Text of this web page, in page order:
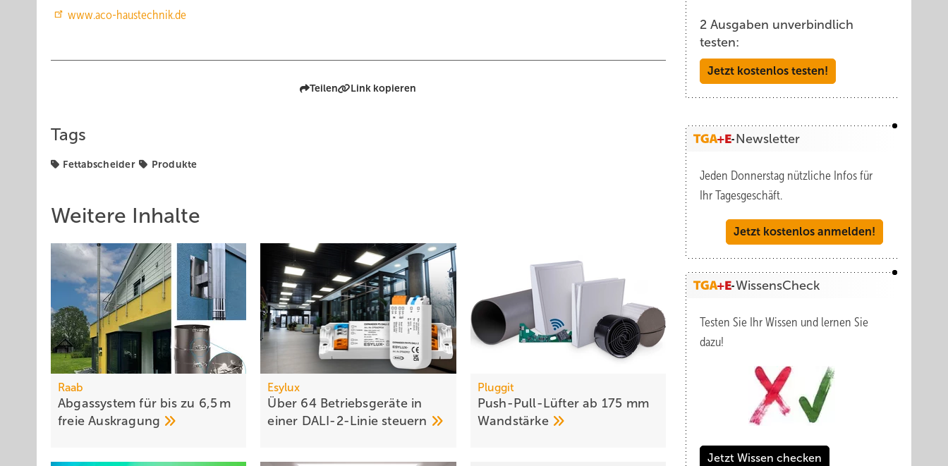
www.aco-haustechnik.de
Teilen Link kopieren
Tags
Fettabscheider Produkte
Weitere Inhalte
Raab
Abgassystem für bis zu 6,5 m
freieAuskragung
Esylux
Über 64 Betriebsgeräte in
einer DALI-2-Liniesteuern
Pluggit
Push-Pull-Lüfter ab 175 mm
Wandstärke
2 Ausgaben unverbindlich
testen:
Jetzt kostenlos testen!
Newsletter
Jeden Donnerstag nützliche Infos für
Ihr Tagesgeschäft.
Jetzt kostenlos anmelden!
WissensCheck
Testen Sie Ihr Wissen und lernen Sie
dazu!
Jetzt Wissen checken